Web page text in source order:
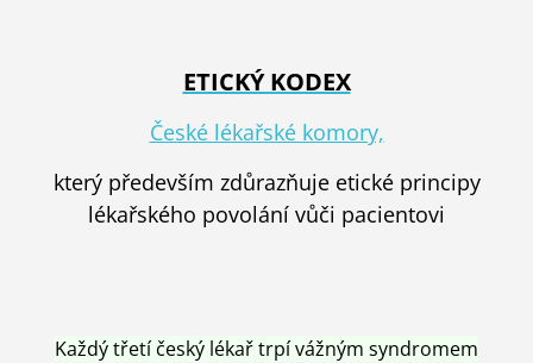
ETICKÝ KODEX
České lékařské komory,
který především zdůrazňuje etické principy
lékařského povolání vůči pacientovi
Každý třetí český lékař trpí vážným syndromem